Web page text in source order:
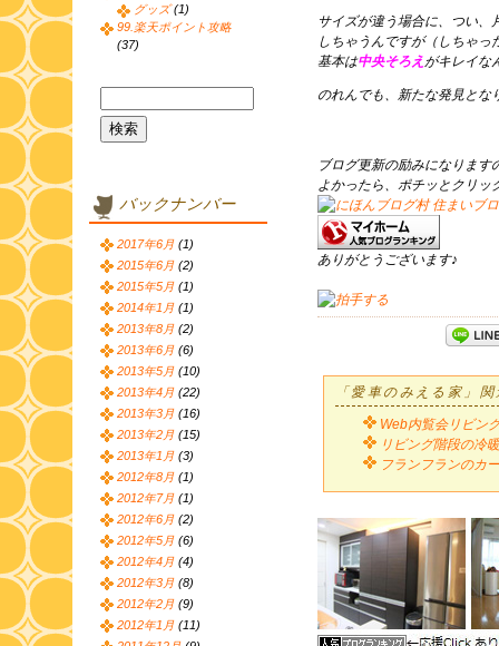
サイズが違う場合に、つい、
しちゃうんですが（しちゃっ
基本は中央そろえがキレイな
のれんでも、新たな発見とな
ブログ更新の励みになります
よかったら、ポチッとクリッ
ありがとうございます♪
「愛車のみえる家」
Web内覧会リビン
リビング階段の冷
フランフランのカ
グッズ(1)
99.楽天ポイント攻略
(37)
バックナンバー
2017年6月 (1)
2015年6月 (2)
2015年5月 (1)
2014年1月 (1)
2013年8月 (2)
2013年6月 (6)
2013年5月 (10)
2013年4月 (22)
2013年3月 (16)
2013年2月 (15)
2013年1月 (3)
2012年8月 (1)
2012年7月 (1)
2012年6月 (2)
2012年5月 (6)
2012年4月 (4)
2012年3月 (8)
2012年2月 (9)
2012年1月 (11)